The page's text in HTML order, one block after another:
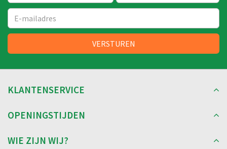
KLANTENSERVICE
OPENINGSTIJDEN
WIE ZIJN WIJ?